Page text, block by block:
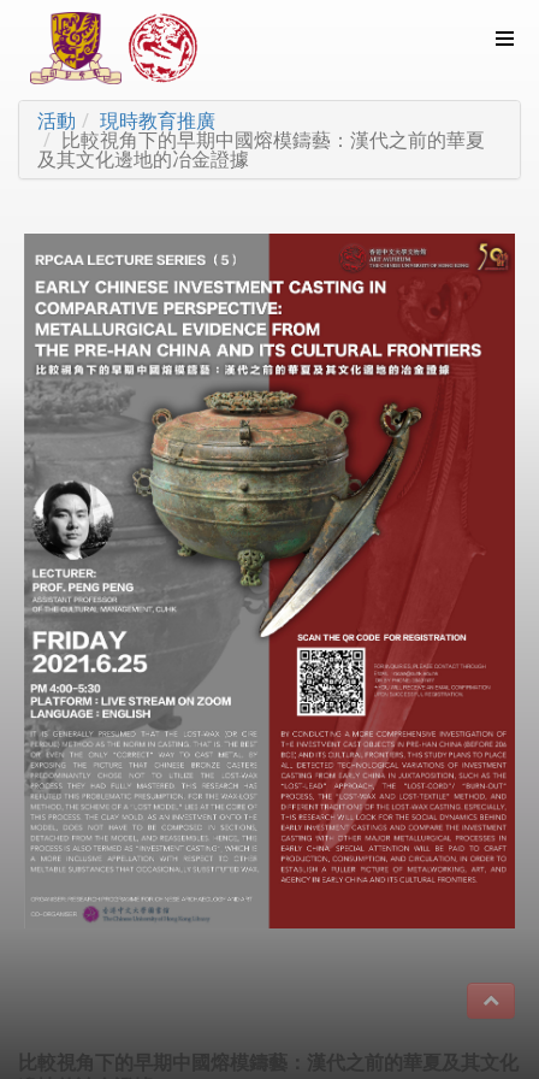
活動 現時教育推廣
比較視角下的早期中國熔模鑄藝：漢代之前的華夏
及其文化邊地的冶金證據
比較視角下的早期中國熔模鑄藝：漢代之前的華夏及其文化